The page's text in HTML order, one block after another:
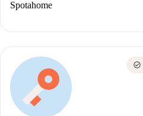
Spotahome
check_circle